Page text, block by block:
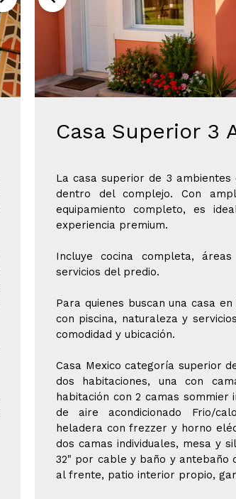
Casa Superior 3
La casa superior de 3
dentro del complejo. Con
equipamiento completo, es
experiencia premium.
Incluye cocina completa,
servicios del predio.
Para quienes buscan una casa
con piscina, naturaleza y
comodidad y ubicación.
Casa Mexico categoría superior
dos habitaciones, una con
habitación con 2 camas sommier
de aire acondicionado Frio/
heladera con frezzer y horno
dos camas individuales, mesa y
32" por cable y baño y antebaño
al frente, patio interior propio,